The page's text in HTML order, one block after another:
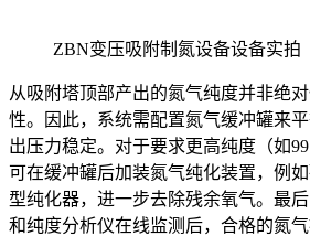
ZBN变压吸附制氮设备设备实拍
从吸附塔顶部产出的氮气纯度并非绝
性。因此，系统需配置氮气缓冲罐来
出压力稳定。对于要求更高纯度（如
可在缓冲罐后加装氮气纯化装置，例
型纯化器，进一步去除残余氧气。最
和纯度分析仪在线监测后，合格的氮